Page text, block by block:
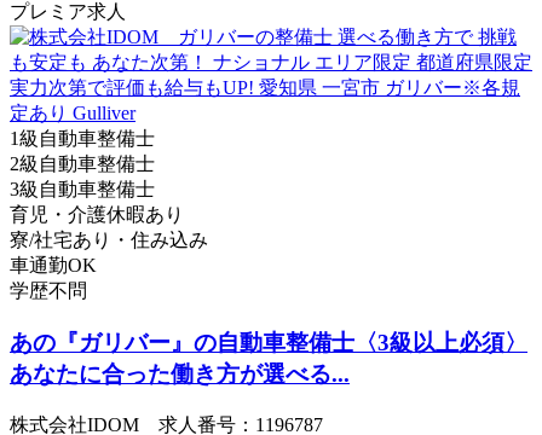
プレミア求人
1級自動車整備士
2級自動車整備士
3級自動車整備士
育児・介護休暇あり
寮/社宅あり・住み込み
車通勤OK
学歴不問
あの『ガリバー』の自動車整備士〈3級以上必須〉
あなたに合った働き方が選べる...
株式会社IDOM 求人番号：1196787